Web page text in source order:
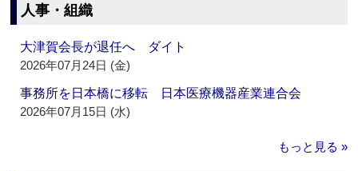
人事・組織
大津賀会長が退任へ ダイト
2026年07月24日 (金)
事務所を日本橋に移転 日本医療機器産業連合会
2026年07月15日 (水)
もっと見る »